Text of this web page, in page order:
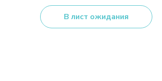
В лист ожидания